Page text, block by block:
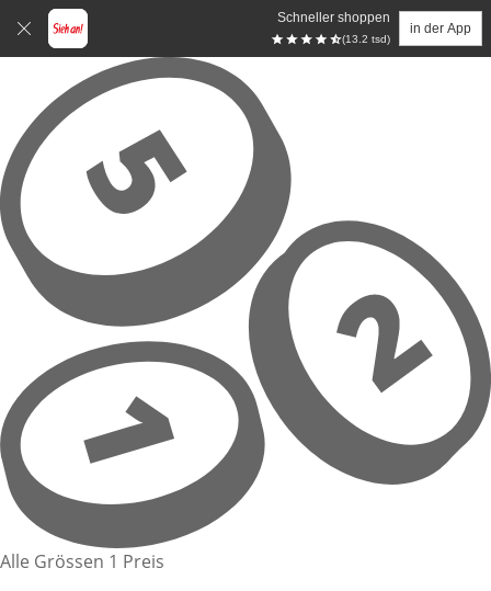
Schneller shoppen
(13.2 tsd)
in der App
Zum Hauptinhalt springen
Alle Grössen 1 Preis